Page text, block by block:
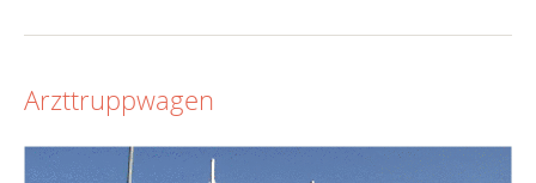
Arzttruppwagen